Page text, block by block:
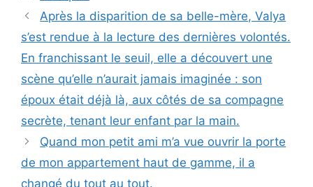
Après la disparition de sa belle-mère, Valya
s’est rendue à la lecture des dernières volontés.
En franchissant le seuil, elle a découvert une
scène qu’elle n’aurait jamais imaginée : son
époux était déjà là, aux côtés de sa compagne
secrète, tenant leur enfant par la main.
Quand mon petit ami m’a vue ouvrir la porte
de mon appartement haut de gamme, il a
changé du tout au tout.